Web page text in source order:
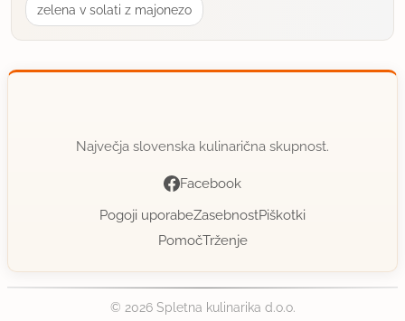
zelena v solati z majonezo
Največja slovenska kulinarična skupnost.
Facebook
Pogoji uporabeZasebnostPiškotki
PomočTrženje
© 2026 Spletna kulinarika d.o.o.